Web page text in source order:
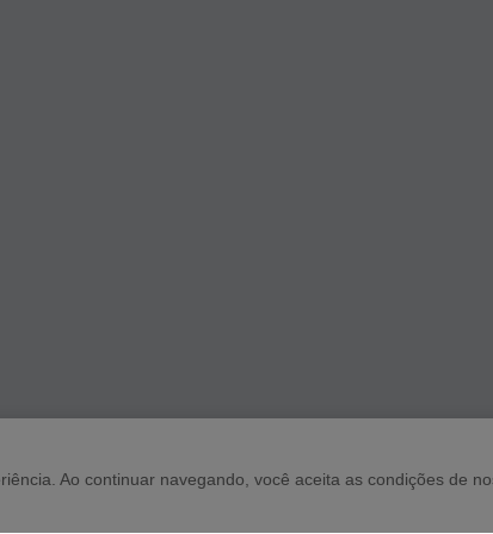
Ao continuar navegando, você aceita as condições de